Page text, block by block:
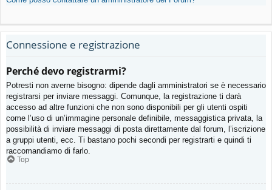
Connessione e registrazione
Perché devo registrarmi?
Potresti non averne bisogno: dipende dagli amministratori se è necessario
registrarsi per inviare messaggi. Comunque, la registrazione ti darà
accesso ad altre funzioni che non sono disponibili per gli utenti ospiti
come l’uso di un’immagine personale definibile, messaggistica privata, la
possibilità di inviare messaggi di posta direttamente dal forum, l’iscrizione
a gruppi utenti, ecc. Ti bastano pochi secondi per registrarti e quindi ti
raccomandiamo di farlo.
Top